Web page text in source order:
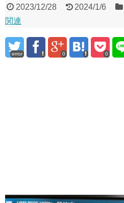
2023/12/28 2024/1/6
関連
error 0 0